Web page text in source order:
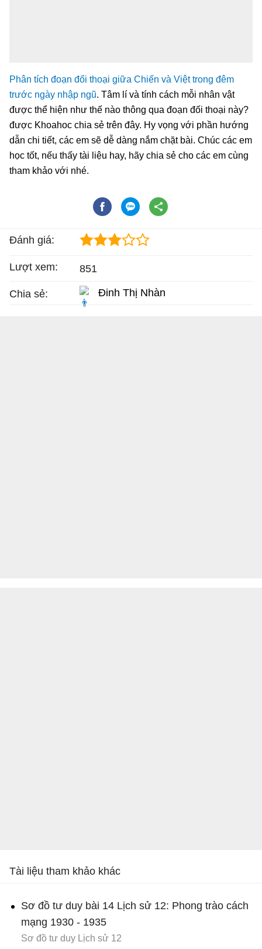
Phân tích đoạn đối thoại giữa Chiến và Việt trong đêm
trước ngày nhập ngũ. Tâm lí và tính cách mỗi nhân vật
được thể hiện như thế nào thông qua đoạn đối thoại này?
được Khoahoc chia sẻ trên đây. Hy vọng với phần hướng
dẫn chi tiết, các em sẽ dễ dàng nắm chặt bài. Chúc các em
học tốt, nếu thấy tài liệu hay, hãy chia sẻ cho các em cùng
tham khảo với nhé.
Đánh giá:
Lượt xem: 851
Chia sẻ: Đinh Thị Nhàn
Tài liệu tham khảo khác
Sơ đồ tư duy bài 14 Lịch sử 12: Phong trào cách
mạng 1930 - 1935
Sơ đồ tư duy Lịch sử 12